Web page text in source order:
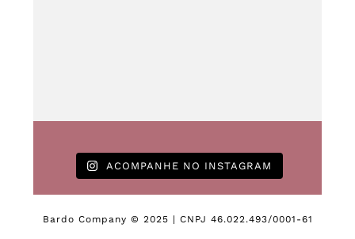
ACOMPANHE NO INSTAGRAM
Bardo Company © 2025 | CNPJ 46.022.493/0001-61